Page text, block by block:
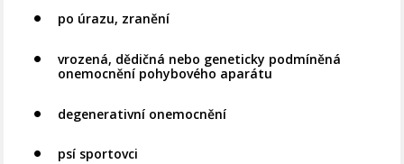
po úrazu, zranění
vrozená, dědičná nebo geneticky podmíněná
onemocnění pohybového aparátu
degenerativní onemocnění
psí sportovci